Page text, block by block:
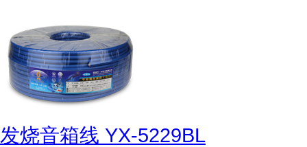
发烧音箱线 YX-5229BL